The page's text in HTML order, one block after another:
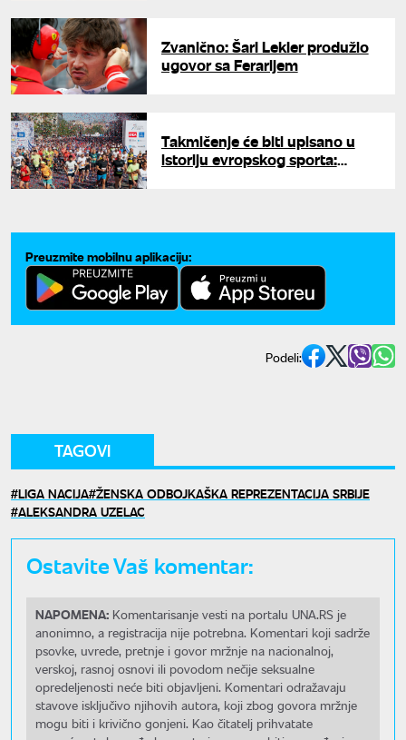
Zvanično: Šarl Lekler produžio
ugovor sa Ferarijem
Takmičenje će biti upisano u
istoriju evropskog sporta:
Preuzmite mobilnu aplikaciju:
Podeli:
TAGOVI
LIGA NACIJA ŽENSKA ODBOJKAŠKA REPREZENTACIJA SRBIJE
ALEKSANDRA UZELAC
Ostavite Vaš komentar:
NAPOMENA: Komentarisanje vesti na portalu UNA.RS je
anonimno, a registracija nije potrebna. Komentari koji sadrže
psovke, uvrede, pretnje i govor mržnje na nacionalnoj,
verskoj, rasnoj osnovi ili povodom nečije seksualne
opredeljenosti neće biti objavljeni. Komentari odražavaju
stavove isključivo njihovih autora, koji zbog govora mržnje
mogu biti i krivično gonjeni. Kao čitatelj prihvatate